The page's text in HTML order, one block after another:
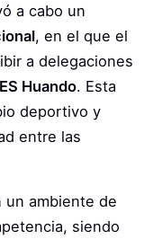
a cabo un
, en el que el
a delegaciones
Huando. Esta
deportivo y
entre las
un ambiente de
siendo